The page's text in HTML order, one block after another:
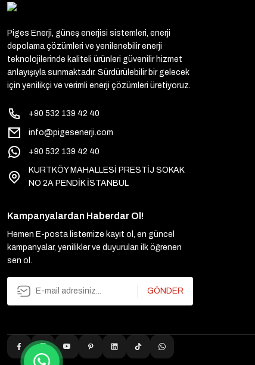
Piges Enerji, güneş enerjisi sistemleri, enerji
depolama çözümleri ve yenilenebilir enerji
teknolojilerinde kaliteli ürünleri güvenilir hizmet
anlayışıyla sunmaktadır. Sürdürülebilir bir gelecek
için yenilikçi ve verimli enerji çözümleri üretiyoruz.
+90 532 139 42 40
info@pigesenerji.com
+90 532 139 42 40
KURTKÖY MAHALLESİ PRESTİJ SOKAK
NO 2A PENDİK İSTANBUL
Kampanyalardan Haberdar Ol!
Hemen E-posta listemize kayıt ol, en güncel
kampanyalar, yenilikler ve duyuruları ilk öğrenen
sen ol.
GÖNDER